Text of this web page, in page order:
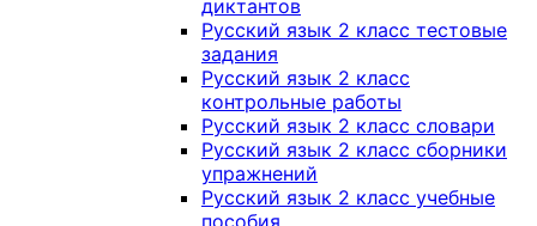
диктантов
Русский язык 2 класс тестовые
задания
Русский язык 2 класс
контрольные работы
Русский язык 2 класс словари
Русский язык 2 класс сборники
упражнений
Русский язык 2 класс учебные
пособия